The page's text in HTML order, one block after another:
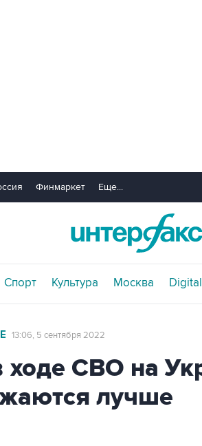
Финмаркет Еще...
Спорт Культура Москва Digital
13:06, 5 сентября 2022
ходе СВО на
лучше